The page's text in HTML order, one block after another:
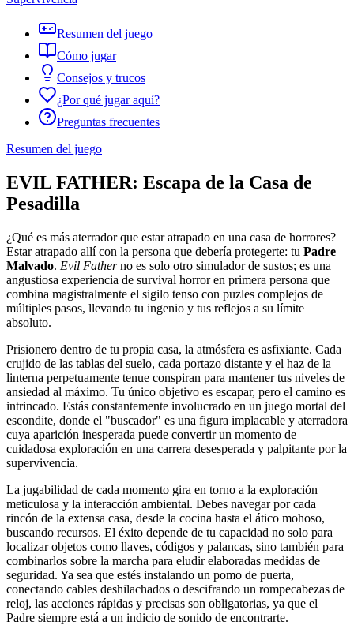
Resumen del juego
Cómo jugar
Consejos y trucos
¿Por qué jugar aquí?
Preguntas frecuentes
Resumen del juego
EVIL FATHER: Escapa de la Casa de
Pesadilla
¿Qué es más aterrador que estar atrapado en una casa de horrores?
Estar atrapado allí con la persona que debería protegerte: tu Padre
Malvado. Evil Fatherno es solo otro simulador de sustos; es una
angustiosa experiencia de survival horror en primera persona que
combina magistralmente el sigilo tenso con puzles complejos de
múltiples pasos, llevando tu ingenio y tus reflejos a su límite
absoluto.
Prisionero dentro de tu propia casa, la atmósfera es asfixiante. Cada
crujido de las tablas del suelo, cada portazo distante y el haz de la
linterna perpetuamente tenue conspiran para mantener tus niveles de
ansiedad al máximo. Tu único objetivo es escapar, pero el camino es
intrincado. Estás constantemente involucrado en un juego mortal del
escondite, donde el "buscador" es una figura implacable y aterradora
cuya aparición inesperada puede convertir un momento de
cuidadosa exploración en una carrera desesperada y palpitante por la
supervivencia.
La jugabilidad de cada momento gira en torno a la exploración
meticulosa y la interacción ambiental. Debes navegar por cada
rincón de la extensa casa, desde la cocina hasta el ático mohoso,
buscando recursos. El éxito depende de tu capacidad no solo para
localizar objetos como llaves, códigos y palancas, sino también para
combinarlos sobre la marcha para eludir elaboradas medidas de
seguridad. Ya sea que estés instalando un pomo de puerta,
conectando cables deshilachados o descifrando un rompecabezas de
reloj, las acciones rápidas y precisas son obligatorias, ya que el
Padre siempre está a un indicio de sonido de encontrarte.